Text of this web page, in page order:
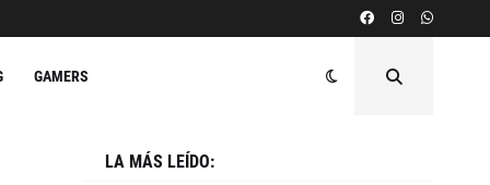
GAMERS
LA MÁS LEÍDO: